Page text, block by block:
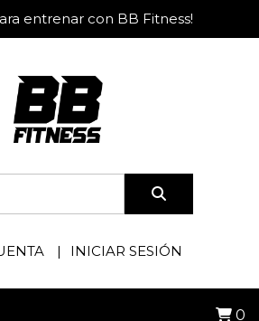
entrenar con BB Fitness!
INICIAR SESIÓN
0